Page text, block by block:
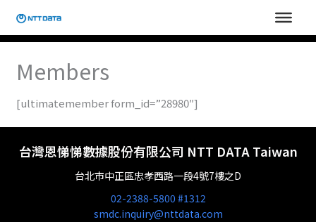
主
Members
[ultimatemember form_id=”28980″]
台灣恩悌悌數據股份有限公司 NTT DATA Taiwan
台北市中正區忠孝西路一段4號7樓之D
02-2388-5800 #1312
smdc.inquiry@nttdata.com